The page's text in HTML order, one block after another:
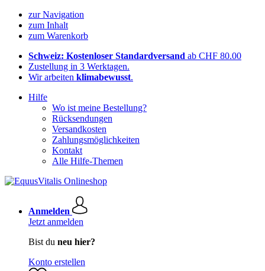
zur Navigation
zum Inhalt
zum Warenkorb
Schweiz: Kostenloser Standardversand ab CHF 80.00
Zustellung in 3 Werktagen.
Wir arbeiten klimabewusst.
Hilfe
Wo ist meine Bestellung?
Rücksendungen
Versandkosten
Zahlungsmöglichkeiten
Kontakt
Alle Hilfe-Themen
Anmelden
Jetzt anmelden
Bist du neu hier?
Konto erstellen